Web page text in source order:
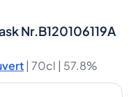
Nr.B120106119A
| 70cl | 57.8%